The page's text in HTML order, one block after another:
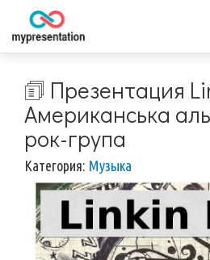
🗊 Презентация
Американська
рок-група
Категория: Музыка